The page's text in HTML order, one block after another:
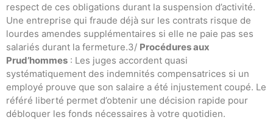
respect de ces obligations durant la suspension d’activité.
Une entreprise qui fraude déjà sur les contrats risque de
lourdes amendes supplémentaires si elle ne paie pas ses
salariés durant la fermeture.3/ Procédures aux
Prud’hommes : Les juges accordent quasi
systématiquement des indemnités compensatrices si un
employé prouve que son salaire a été injustement coupé. Le
référé liberté permet d’obtenir une décision rapide pour
débloquer les fonds nécessaires à votre quotidien.